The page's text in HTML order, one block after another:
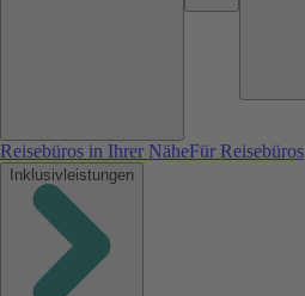
Reisebüros in Ihrer NäheFür Reisebüros
Inklusivleistungen